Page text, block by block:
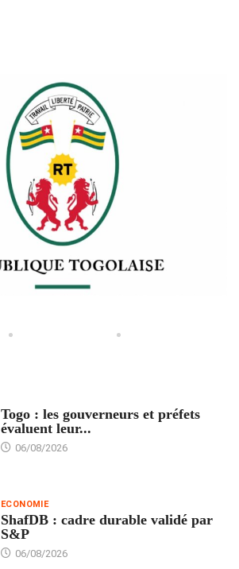
Togo : les gouverneurs et préfets
évaluent leur...
06/08/2026
ECONOMIE
ShafDB : cadre durable validé par
S&P
06/08/2026